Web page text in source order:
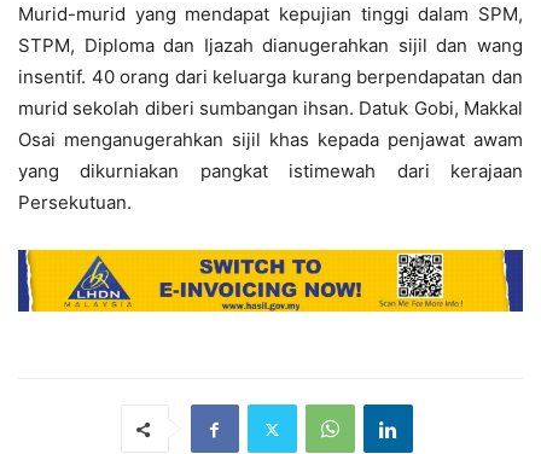
Murid-murid yang mendapat kepujian tinggi dalam SPM,
STPM, Diploma dan Ijazah dianugerahkan sijil dan wang
insentif. 40 orang dari keluarga kurang berpendapatan dan
murid sekolah diberi sumbangan ihsan. Datuk Gobi, Makkal
Osai menganugerahkan sijil khas kepada penjawat awam
yang dikurniakan pangkat istimewah dari kerajaan
Persekutuan.